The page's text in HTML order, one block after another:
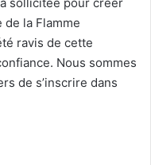
sollicitée pour créer
la Flamme
ravis de cette
Nous sommes
de s’inscrire dans